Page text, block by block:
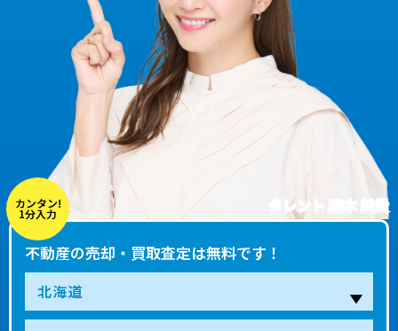
タレント 藤本 美貴
カンタン!
1分入力
不動産の売却・買取査定は無料です！